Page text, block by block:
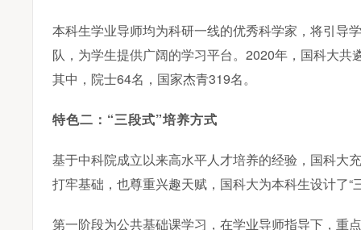
本科生学业导师均为科研一线的优秀科学家，将引导
队，为学生提供广阔的学习平台。2020年，国科大
其中，院士64名，国家杰青319名。
特色二：“三段式”培养方式
基于中科院成立以来高水平人才培养的经验，国科大
打牢基础，也尊重兴趣天赋，国科大为本科生设计了“
第一阶段为公共基础课学习，在学业导师指导下，重